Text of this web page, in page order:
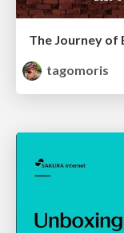
The Journey of
tagomoris